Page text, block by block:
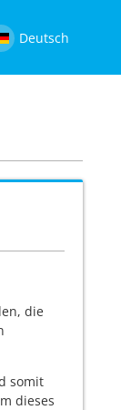
Deutsch
die
somit
dieses